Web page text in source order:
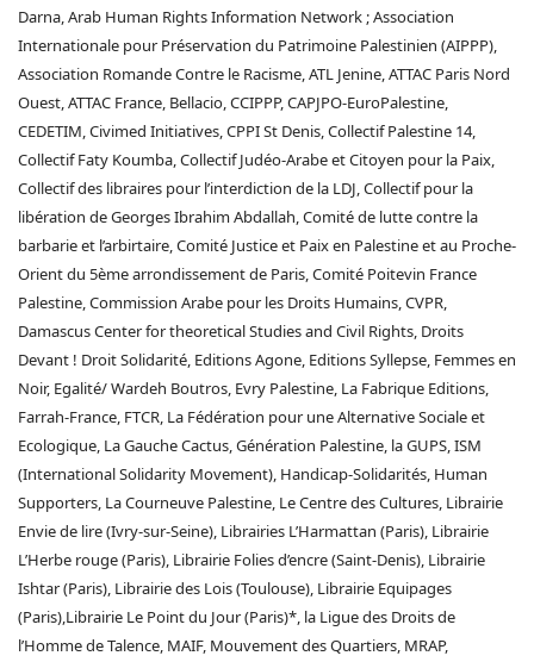
Darna, Arab Human Rights Information Network ; Association
Internationale pour Préservation du Patrimoine Palestinien (AIPPP),
Association Romande Contre le Racisme, ATL Jenine, ATTAC Paris Nord
Ouest, ATTAC France, Bellacio, CCIPPP, CAPJPO-EuroPalestine,
CEDETIM, Civimed Initiatives, CPPI St Denis, Collectif Palestine 14,
Collectif Faty Koumba, Collectif Judéo-Arabe et Citoyen pour la Paix,
Collectif des libraires pour l’interdiction de la LDJ, Collectif pour la
libération de Georges Ibrahim Abdallah, Comité de lutte contre la
barbarie et l’arbirtaire, Comité Justice et Paix en Palestine et au Proche-
Orient du 5ème arrondissement de Paris, Comité Poitevin France
Palestine, Commission Arabe pour les Droits Humains, CVPR,
Damascus Center for theoretical Studies and Civil Rights, Droits
Devant ! Droit Solidarité, Editions Agone, Editions Syllepse, Femmes en
Noir, Egalité/ Wardeh Boutros, Evry Palestine, La Fabrique Editions,
Farrah-France, FTCR, La Fédération pour une Alternative Sociale et
Ecologique, La Gauche Cactus, Génération Palestine, la GUPS, ISM
(International Solidarity Movement), Handicap-Solidarités, Human
Supporters, La Courneuve Palestine, Le Centre des Cultures, Librairie
Envie de lire (Ivry-sur-Seine), Librairies L’Harmattan (Paris), Librairie
L’Herbe rouge (Paris), Librairie Folies d’encre (Saint-Denis), Librairie
Ishtar (Paris), Librairie des Lois (Toulouse), Librairie Equipages
(Paris),Librairie Le Point du Jour (Paris)*, la Ligue des Droits de
l’Homme de Talence, MAIF, Mouvement des Quartiers, MRAP,